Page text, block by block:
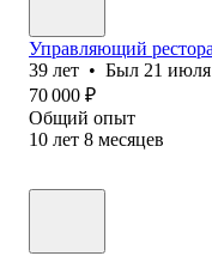
Управляющий
39 лет • Был 21 июля
70 000 ₽
Общий опыт
10 лет 8 месяцев